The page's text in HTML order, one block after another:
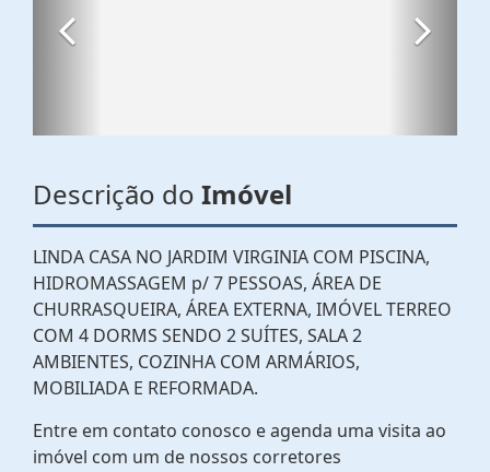
Descrição do Imóvel
LINDA CASA NO JARDIM VIRGINIA COM PISCINA,
HIDROMASSAGEM p/ 7 PESSOAS, ÁREA DE
CHURRASQUEIRA, ÁREA EXTERNA, IMÓVEL TERREO
COM 4 DORMS SENDO 2 SUÍTES, SALA 2
AMBIENTES, COZINHA COM ARMÁRIOS,
MOBILIADA E REFORMADA.
Entre em contato conosco e agenda uma visita ao
imóvel com um de nossos corretores